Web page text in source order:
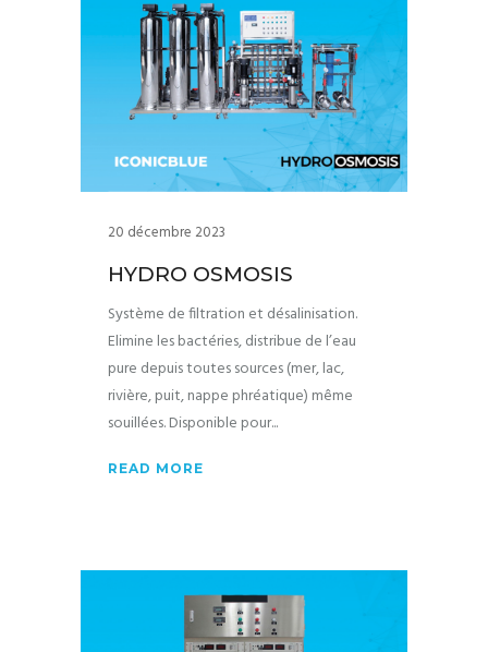
20 décembre 2023
HYDRO OSMOSIS
Système de filtration et désalinisation.
Elimine les bactéries, distribue de l’eau
pure depuis toutes sources (mer, lac,
rivière, puit, nappe phréatique) même
souillées. Disponible pour
READ MORE